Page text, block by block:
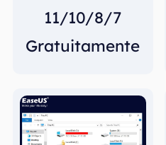
11/10/8/7
Gratuitamente